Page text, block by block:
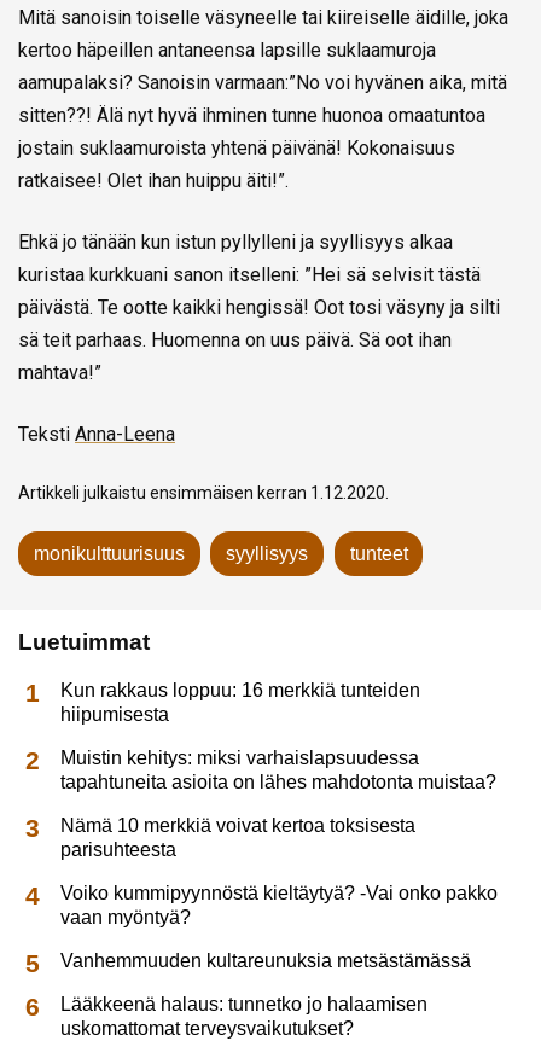
Mitä sanoisin toiselle väsyneelle tai kiireiselle äidille, joka
kertoo häpeillen antaneensa lapsille suklaamuroja
aamupalaksi? Sanoisin varmaan:”No voi hyvänen aika, mitä
sitten??! Älä nyt hyvä ihminen tunne huonoa omaatuntoa
jostain suklaamuroista yhtenä päivänä! Kokonaisuus
ratkaisee! Olet ihan huippu äiti!”.
Ehkä jo tänään kun istun pyllylleni ja syyllisyys alkaa
kuristaa kurkkuani sanon itselleni: ”Hei sä selvisit tästä
päivästä. Te ootte kaikki hengissä! Oot tosi väsyny ja silti
sä teit parhaas. Huomenna on uus päivä. Sä oot ihan
mahtava!”
Teksti Anna-Leena
Artikkeli julkaistu ensimmäisen kerran 1.12.2020.
monikulttuurisuus syyllisyys tunteet
Luetuimmat
Kun rakkaus loppuu: 16 merkkiä tunteiden
hiipumisesta
Muistin kehitys: miksi varhaislapsuudessa
tapahtuneita asioita on lähes mahdotonta muistaa?
Nämä 10 merkkiä voivat kertoa toksisesta
parisuhteesta
Voiko kummipyynnöstä kieltäytyä? -Vai onko pakko
vaan myöntyä?
Vanhemmuuden kultareunuksia metsästämässä
Lääkkeenä halaus: tunnetko jo halaamisen
uskomattomat terveysvaikutukset?